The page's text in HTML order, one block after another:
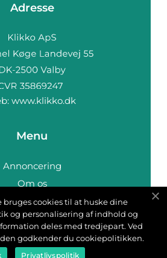
Adresse
www.klikko.dk
Menu
Annoncering
Om os
Cookies
Kontakt os
Sitemap
bruges cookies til at huske dine
og personalisering af indhold og
deles med tredjepart. Ved
godkender du cookiepolitikken.
Privatlivspolitik